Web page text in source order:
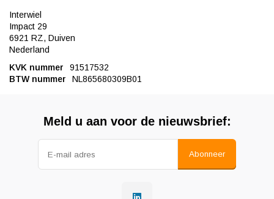
Interwiel
Impact 29
6921 RZ, Duiven
Nederland
KVK nummer
91517532
BTW nummer
NL865680309B01
Meld u aan voor de nieuwsbrief:
Abonneer